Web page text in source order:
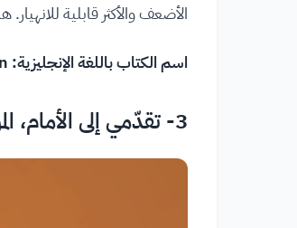
الأضعف والأكثر قابلية
اسم الكتاب باللغة الإنجليزية: The Black Swan.
3- تقدّمي إلى الأمام، المرأة والعمل وإرادة القيادة